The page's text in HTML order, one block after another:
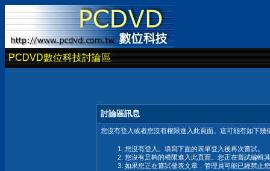
PCDVD數位科技討論區
討論區訊息
您沒有登入或者您沒有權限進入此頁面。這可能有如下幾
您沒有登入。填寫下面的表單登入後再次嘗試。
您沒有足夠的權限進入此頁面。您正在嘗試編輯
如果您正在嘗試發表文章，管理員可能已經禁止